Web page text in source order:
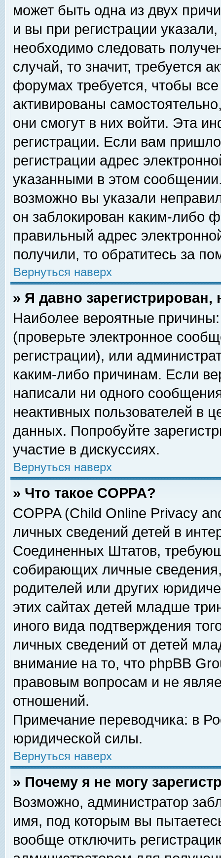
может быть одна из двух
и вы при регистрации
необходимо следовать
случай, то значит, требуется
форумах требуется, чтобы
активированы
они смогут в них войти. Эта
регистрации. Если вам
регистрации адрес
указанными в этом
возможно вы указали
он заблокирован каким-либо
правильный адрес
получили, то обратитесь за
Вернуться наверх
» Я давно
Наиболее вероятные
(проверьте электронное
регистрации), или
каким-либо причинам. Если
написали ни одного
неактивных пользователей в
данных. Попробуйте
участие в дискуссиях.
Вернуться наверх
» Что такое COPPA?
COPPA (Child Online Privacy
личных сведений детей в
Соединенных Штатов,
собирающих личные
родителей или других
этих сайтах детей младше
иного вида подтверждения
личных сведений от детей
внимание на то, что phpBB
правовым вопросам и не
отношений.
Примечание переводчика: в
юридической силы.
Вернуться наверх
» Почему я не могу
Возможно, администратор
имя, под которым вы
вообще отключить